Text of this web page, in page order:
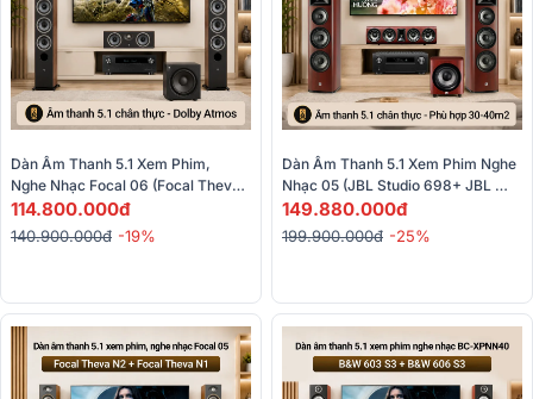
Dàn Âm Thanh 5.1 Xem Phim,
Nghe Nhạc Focal 06 (Focal Theva
N3, Focal Theva N1, Focal Theva
Center,...)
114.800.000đ
140.900.000đ -19%
Dàn Âm Thanh 5.1 Xem Phim Nghe
Nhạc 05 (JBL Studio 698+ JBL
Studio 630+ JBL Studio 665C+
JBL Studio 660P+ AVC-X6700H)
149.880.000đ
199.900.000đ -25%